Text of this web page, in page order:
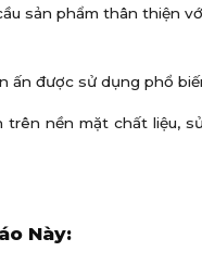
sản phẩm thân thiện
ấn được sử dụng phổ
nền mặt chất liệu,
Này: